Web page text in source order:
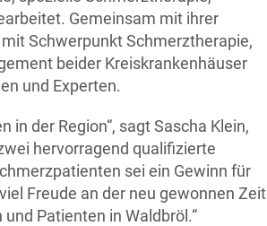
Gemeinsam mit ihrer
Schwerpunkt Schmerztherapie,
beider Kreiskrankenhäuser
und Experten.
der Region“, sagt Sascha Klein,
hervorragend qualifizierte
sei ein Gewinn für
Freude an der neu gewonnen Zeit
Patienten in Waldbröl.“